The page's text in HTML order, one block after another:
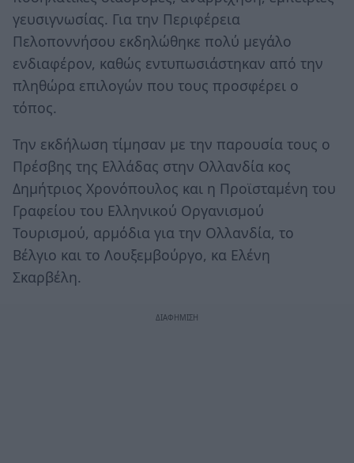
γευσιγνωσίας. Για την Περιφέρεια
Πελοποννήσου εκδηλώθηκε πολύ μεγάλο
ενδιαφέρον, καθώς εντυπωσιάστηκαν από την
πληθώρα επιλογών που τους προσφέρει ο
τόπος.
Την εκδήλωση τίμησαν με την παρουσία τους ο
Πρέσβης της Ελλάδας στην Ολλανδία κος
Δημήτριος Χρονόπουλος και η Προϊσταμένη του
Γραφείου του Ελληνικού Οργανισμού
Τουρισμού, αρμόδια για την Ολλανδία, το
Βέλγιο και το Λουξεμβούργο, κα Ελένη
Σκαρβέλη.